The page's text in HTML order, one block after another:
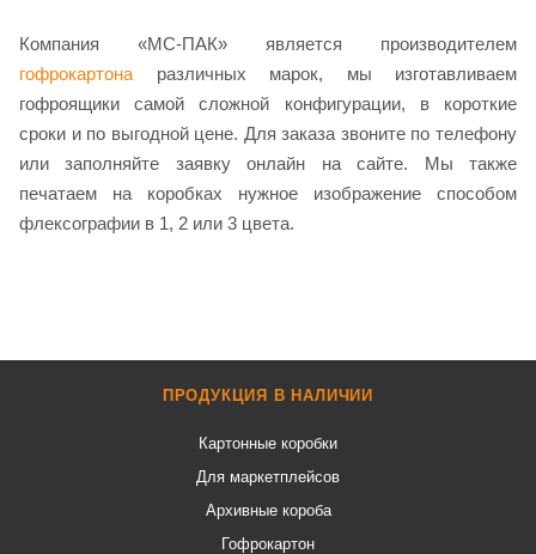
Компания «МС-ПАК» является производителем
гофрокартона различных марок, мы изготавливаем
гофроящики самой сложной конфигурации, в короткие
сроки и по выгодной цене. Для заказа звоните по телефону
или заполняйте заявку онлайн на сайте. Мы также
печатаем на коробках нужное изображение способом
флексографии в 1, 2 или 3 цвета.
ПРОДУКЦИЯ В НАЛИЧИИ
Картонные коробки
Для маркетплейсов
Архивные короба
Гофрокартон